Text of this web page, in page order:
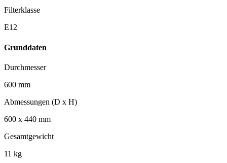
Filterklasse
E12
Grunddaten
Durchmesser
600 mm
Abmessungen (D x H)
600 x 440 mm
Gesamtgewicht
11 kg